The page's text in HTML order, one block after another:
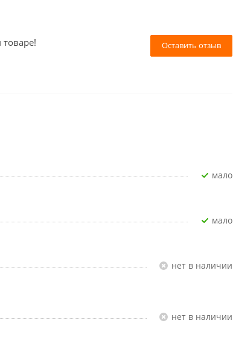
Оставить отзыв
Мало
Мало
Нет в наличии
Нет в наличии